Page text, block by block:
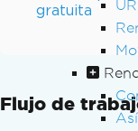
gratuita
Flujo de